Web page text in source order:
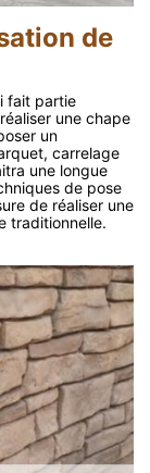
de
fait partie
une chape
un
carrelage
une longue
de pose
de réaliser une
traditionnelle.